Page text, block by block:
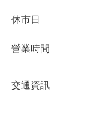
休市日
營業時間
交通資訊